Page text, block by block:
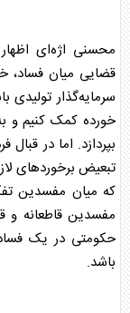
محسنی اژه‌ای
قضایی میان
سرمایه‌گذار
خورده کمک کنیم و
بپردازد. اما در
تبعیض برخورد‌های
که میان مفسدین
مفسدین قاطعانه و
حکومتی در یک فساد
باشد.